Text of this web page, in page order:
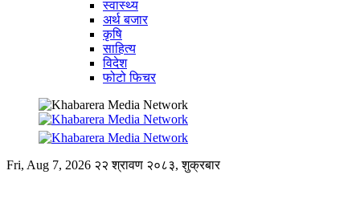
स्वास्थ्य
अर्थ बजार
कृषि
साहित्य
विदेश
फोटो फिचर
Fri, Aug 7, 2026 २२ श्रावण २०८३, शुक्रबार